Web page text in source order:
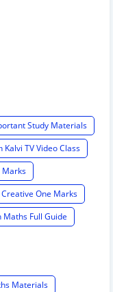
Study Materials
Kalvi TV Video Class
Marks
One Marks
Maths Full Guide
Materials